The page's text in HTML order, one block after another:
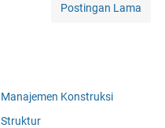
Postingan Lama
Manajemen Konstruksi
Struktur